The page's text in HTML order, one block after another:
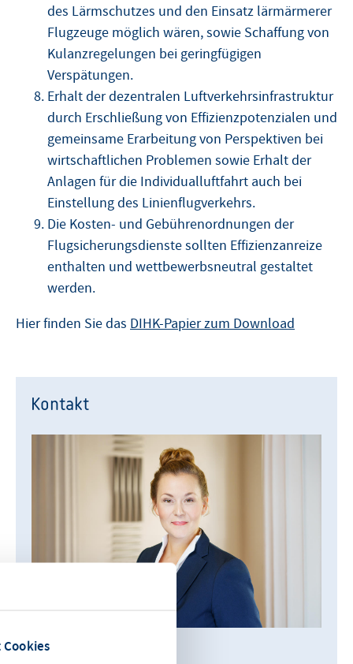
des Lärmschutzes und den Einsatz lärmärmerer
Flugzeuge möglich wären, sowie Schaffung von
Kulanzregelungen bei geringfügigen
Verspätungen.
Erhalt der dezentralen Luftverkehrsinfrastruktur
durch Erschließung von Effizienzpotenzialen und
gemeinsame Erarbeitung von Perspektiven bei
wirtschaftlichen Problemen sowie Erhalt der
Anlagen für die Individualluftfahrt auch bei
Einstellung des Linienflugverkehrs.
Die Kosten- und Gebührenordnungen der
Flugsicherungsdienste sollten Effizienzanreize
enthalten und wettbewerbsneutral gestaltet
werden.
Hier finden Sie das DIHK-Papier zum Download
Kontakt
Julia König